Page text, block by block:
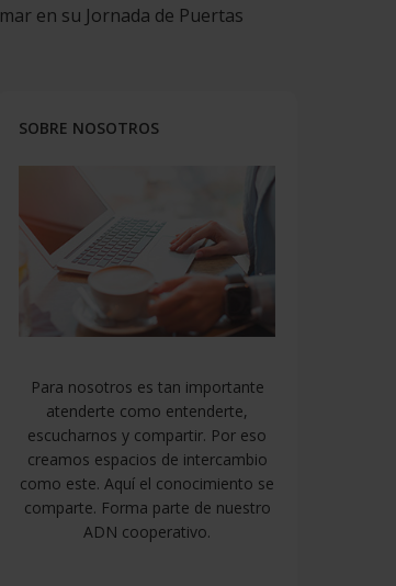
en su Jornada de Puertas
SOBRE NOSOTROS
Para nosotros es tan importante
atenderte como entenderte,
escucharnos y compartir. Por eso
creamos espacios de intercambio
como este. Aquí el conocimiento se
comparte. Forma parte de nuestro
ADN cooperativo.